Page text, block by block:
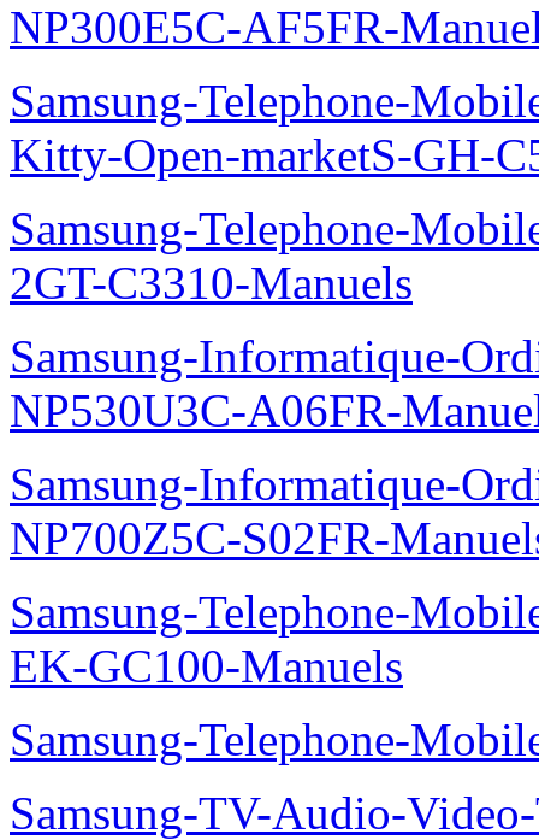
NP300E5C-AF5FR-
Samsung-Telephone-
Kitty-Open-marketS-GH-
Samsung-Telephone-
2GT-C3310-Manuels
Samsung-Informatique-
NP530U3C-A06FR-
Samsung-Informatique-
NP700Z5C-S02FR-
Samsung-Telephone-
EK-GC100-Manuels
Samsung-Telephone-
Samsung-TV-Audio-